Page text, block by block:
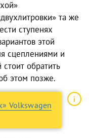
та же
ступенях
этой
сцеплениями и
обратить
этом позже.
Volkswagen